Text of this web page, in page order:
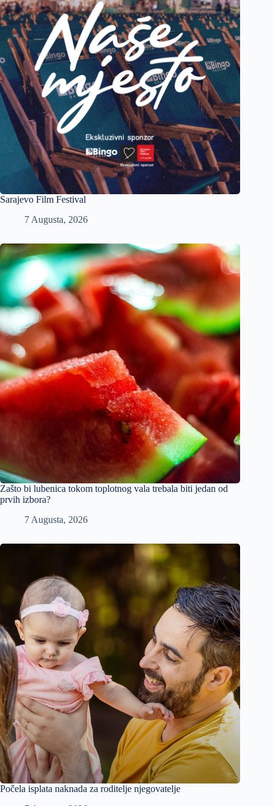
Sarajevo Film Festival
7 Augusta, 2026
Zašto bi lubenica tokom toplotnog vala trebala biti jedan od
prvih izbora?
7 Augusta, 2026
Počela isplata naknada za roditelje njegovatelje